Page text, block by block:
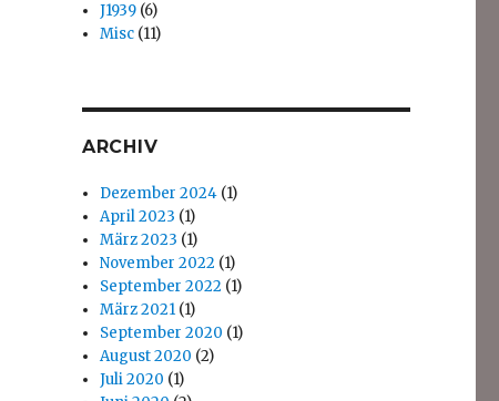
J1939 (6)
Misc (11)
ARCHIV
Dezember 2024 (1)
April 2023 (1)
März 2023 (1)
November 2022 (1)
September 2022 (1)
März 2021 (1)
September 2020 (1)
August 2020 (2)
Juli 2020 (1)